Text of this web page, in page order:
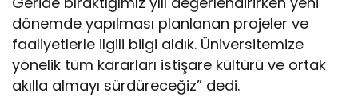
dönemde yapılması planlanan projeler ve
faaliyetlerle ilgili bilgi aldık. Üniversitemize
yönelik tüm kararları istişare kültürü ve ortak
akılla almayı sürdüreceğiz” dedi.